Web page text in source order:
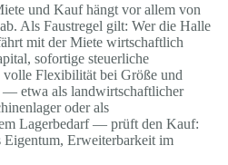
und Kauf hängt vor allem von
Als Faustregel gilt: Wer die Halle
mit der Miete wirtschaftlich
sofortige steuerliche
volle Flexibilität bei Größe und
etwa als landwirtschaftlicher
oder als
Lagerbedarf — prüft den Kauf:
Eigentum, Erweiterbarkeit im